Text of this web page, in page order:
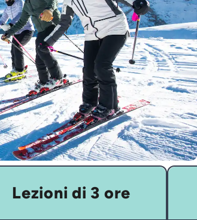
Lezioni di 3 ore